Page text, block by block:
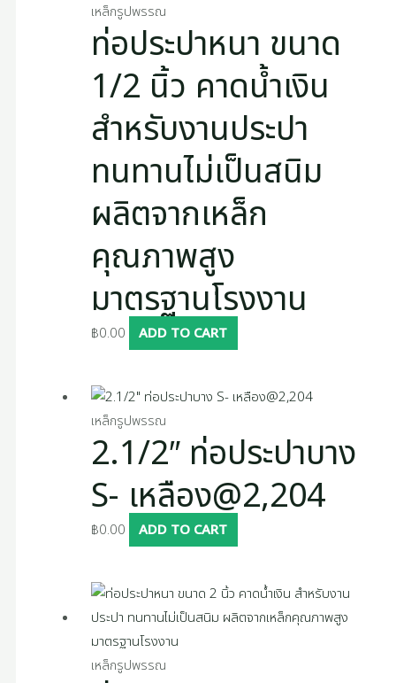
เหล็กรูปพรรณ
ท่อประปาหนา ขนาด
1/2 นิ้ว คาดน้ำเงิน
สำหรับงานประปา
ทนทานไม่เป็นสนิม
ผลิตจากเหล็ก
คุณภาพสูง
มาตรฐานโรงงาน
฿0.00 ADD TO CART
เหล็กรูปพรรณ
2.1/2″ ท่อประปาบาง
S- เหลือง@2,204
฿0.00 ADD TO CART
เหล็กรูปพรรณ